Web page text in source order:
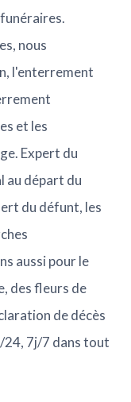
nous
l'enterrement
et les
Expert du
au départ du
du défunt, les
aussi pour le
des fleurs de
de décès
24, 7j/7 dans tout